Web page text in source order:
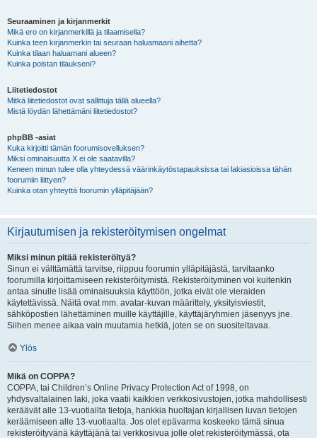
Seuraaminen ja kirjanmerkit
Mikä ero on kirjanmerkillä ja tilaamisella?
Kuinka teen kirjanmerkin tai seuraan haluamaani aihetta?
Kuinka tilaan haluamani alueen?
Kuinka poistan tilaukseni?
Liitetiedostot
Mitkä liitetiedostot ovat sallittuja tällä alueella?
Mistä löydän lähettämäni liitetiedostot?
phpBB -asiat
Kuka kirjoitti tämän foorumisovelluksen?
Miksi ominaisuutta X ei ole saatavilla?
Keneen minun tulee olla yhteydessä väärinkäytöstapauksissa tai lakiasioissa tähän
foorumiin liittyen?
Kuinka otan yhteyttä foorumin ylläpitäjään?
Kirjautumisen ja rekisteröitymisen ongelmat
Miksi minun pitää rekisteröityä?
Sinun ei välttämättä tarvitse, riippuu foorumin ylläpitäjästä, tarvitaanko
foorumilla kirjoittamiseen rekisteröitymistä. Rekisteröityminen voi kuitenkin
antaa sinulle lisää ominaisuuksia käyttöön, jotka eivät ole vieraiden
käytettävissä. Näitä ovat mm. avatar-kuvan määrittely, yksityisviestit,
sähköpostien lähettäminen muille käyttäjille, käyttäjäryhmien jäsenyys jne.
Siihen menee aikaa vain muutamia hetkiä, joten se on suositeltavaa.
Ylös
Mikä on COPPA?
COPPA, tai Children’s Online Privacy Protection Act of 1998, on
yhdysvaltalainen laki, joka vaatii kaikkien verkkosivustojen, jotka mahdollisesti
keräävät alle 13-vuotiailta tietoja, hankkia huoltajan kirjallisen luvan tietojen
keräämiseen alle 13-vuotiaalta. Jos olet epävarma koskeeko tämä sinua
rekisteröityvänä käyttäjänä tai verkkosivua jolle olet rekisteröitymässä, ota